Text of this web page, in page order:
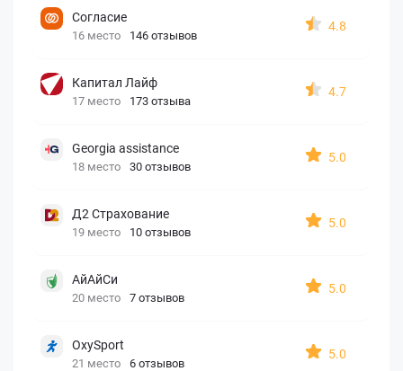
Согласие
16 место 146 отзывов
4.8
Капитал Лайф
17 место 173 отзыва
4.7
Georgia assistance
18 место 30 отзывов
5.0
Д2 Страхование
19 место 10 отзывов
5.0
АйАйСи
20 место 7 отзывов
5.0
OxySport
21 место 6 отзывов
5.0